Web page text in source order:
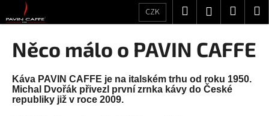
na
obsah
CZK HledatPřihlášení
Něco málo o PAVIN CAFFE
Káva PAVIN CAFFE je na italském trhu od roku 1950.
Michal Dvořák přivezl první zrnka kávy do České
republiky již v roce 2009.
o
o
p